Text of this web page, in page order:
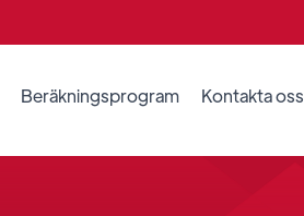
Beräkningsprogram Kontakta oss